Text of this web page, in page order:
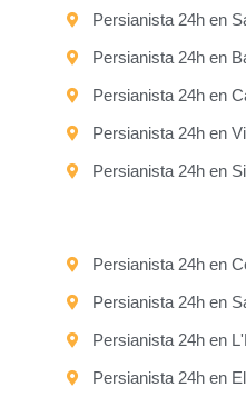
Persianista 24h en
Persianista 24h en
Persianista 24h en
Persianista 24h en
Persianista 24h en
Persianista 24h en
Persianista 24h en
Persianista 24h en
Persianista 24h en